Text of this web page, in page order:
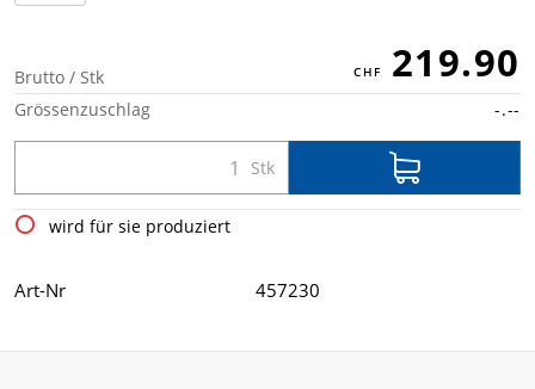
Brutto / Stk 219.90
Grössenzuschlag -.--
wird für sie produziert
Art-Nr 457230